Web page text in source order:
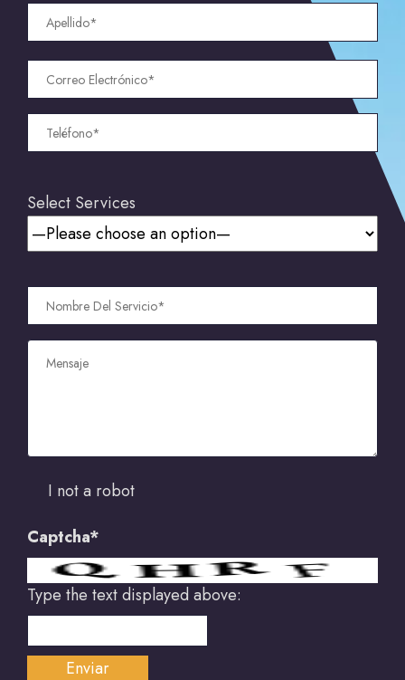
Select Services
I not a robot
Captcha*
Type the text displayed above: